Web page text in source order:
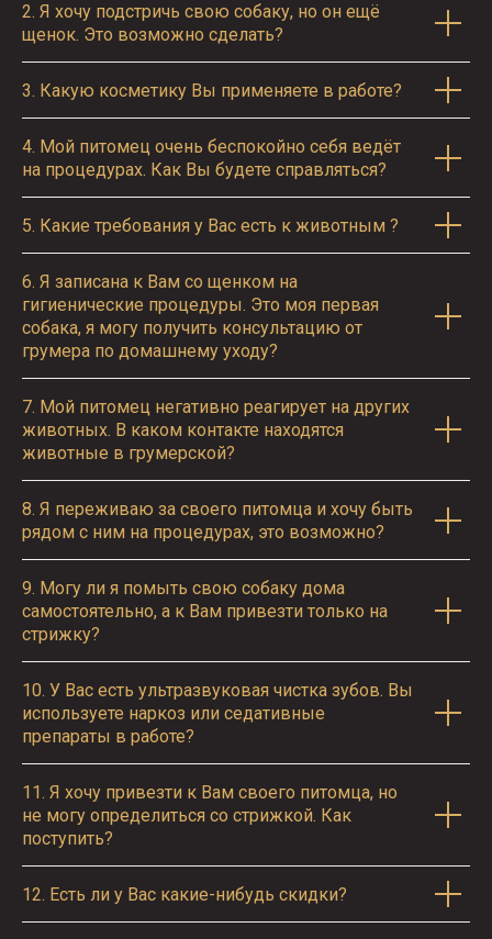
2. Я хочу подстричь свою собаку, но он ещё
щенок. Это возможно сделать?
3. Какую косметику Вы применяете в работе?
4. Мой питомец очень беспокойно себя ведёт
на процедурах. Как Вы будете справляться?
5. Какие требования у Вас есть к животным ?
6. Я записана к Вам со щенком на
гигиенические процедуры. Это моя первая
собака, я могу получить консультацию от
грумера по домашнему уходу?
7. Мой питомец негативно реагирует на других
животных. В каком контакте находятся
животные в грумерской?
8. Я переживаю за своего питомца и хочу быть
рядом с ним на процедурах, это возможно?
9. Могу ли я помыть свою собаку дома
самостоятельно, а к Вам привезти только на
стрижку?
10. У Вас есть ультразвуковая чистка зубов. Вы
используете наркоз или седативные
препараты в работе?
11. Я хочу привезти к Вам своего питомца, но
не могу определиться со стрижкой. Как
поступить?
12. Есть ли у Вас какие-нибудь скидки?